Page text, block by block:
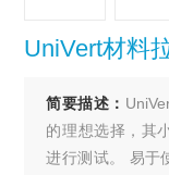
UniVert材料
简要描述：
的理想选择，其
进行测试。 易于